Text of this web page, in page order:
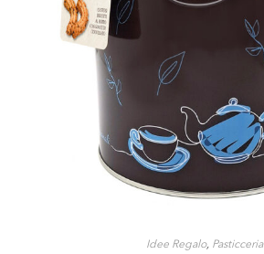
Idee Regalo, Pasticceria